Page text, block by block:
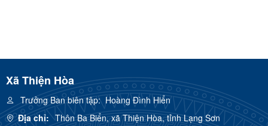
Xã Thiện Hòa
Trưởng Ban biên tập:Hoàng Đình Hiển
Địa chỉ: Thôn Ba Biển, xã Thiện Hòa, tỉnh Lạng Sơn